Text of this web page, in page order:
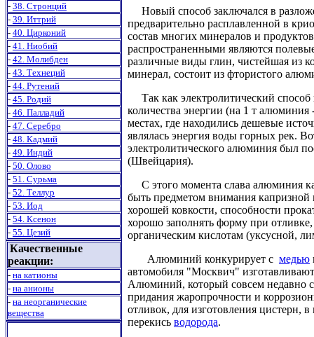
- 38. Стронций
- 39. Иттрий
- 40. Цирконий
- 41. Ниобий
- 42. Молибден
- 43. Технеций
- 44. Рутений
- 45. Родий
- 46. Палладий
- 47. Серебро
- 48. Кадмий
- 49. Индий
- 50. Олово
- 51. Сурьма
- 52. Теллур
- 53. Иод
- 54. Ксенон
- 55. Цезий
Качественные
реакции:
- на катионы
- на анионы
- на неорганические
вещества
Новый способ заключался в
предварительно расплавленной в
состав многих минералов и
распространенными являются
различные виды глин, чистейшая из
минерал, состоит из фтористого
Так как электролитический
количества энергии (на 1 т
местах, где находились дешевые
являлась энергия воды горных рек.
электролитического алюминия был
(Швейцария).
С этого момента слава алюминия
быть предметом внимания
хорошей ковкости, способности
хорошо заполнять форму при
органическим кислотам (уксусной,
Алюминий конкурирует с медью
автомобиля "Москвич"
Алюминий, который совсем недавно
придания жаропрочности и
отливок, для изготовления цистерн,
перекись водорода.